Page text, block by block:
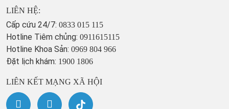
LIÊN HỆ:
Cấp cứu 24/7: 0833 015 115
Hotline Tiêm chủng: 0911615115
Hotline Khoa Sản: 0969 804 966
Đặt lịch khám: 1900 1806
LIÊN KẾT MẠNG XÃ HỘI